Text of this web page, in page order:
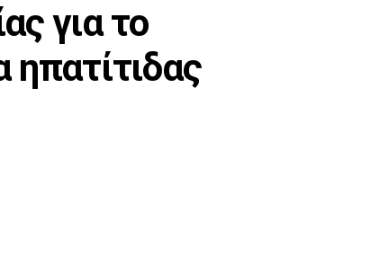
για το